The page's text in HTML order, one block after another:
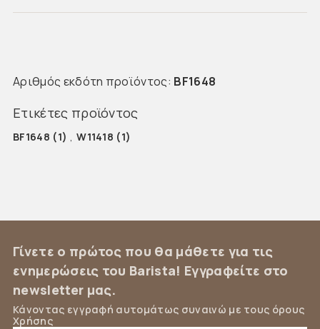
Αριθμός εκδότη προϊόντος: BF1648
Ετικέτες προϊόντος
BF1648 (1) , W11418 (1)
Γίνετε ο πρώτος που θα μάθετε για τις
ενημερώσεις του Barista! Εγγραφείτε στο
newsletter μας.
Κάνοντας εγγραφή αυτομάτως συναινώ με τους όρους
Χρήσης